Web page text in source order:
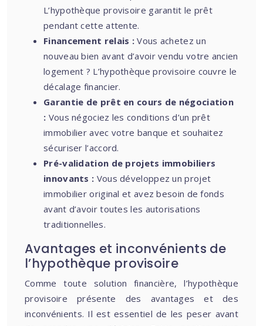
L’hypothèque provisoire garantit le prêt
pendant cette attente.
Financement relais :Vous achetez un
nouveau bien avant d’avoir vendu votre ancien
logement ? L’hypothèque provisoire couvre le
décalage financier.
Garantie de prêt en cours de négociation
: Vous négociez les conditions d’un prêt
immobilier avec votre banque et souhaitez
sécuriser l’accord.
Pré-validation de projets immobiliers
innovants : Vous développez un projet
immobilier original et avez besoin de fonds
avant d’avoir toutes les autorisations
traditionnelles.
Avantages et inconvénients de
l’hypothèque provisoire
Comme toute solution financière, l’hypothèque
provisoire présente des avantages et des
inconvénients. Il est essentiel de les peser avant